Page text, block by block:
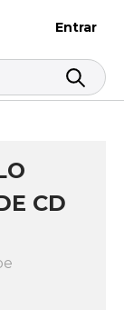
Entrar
CD